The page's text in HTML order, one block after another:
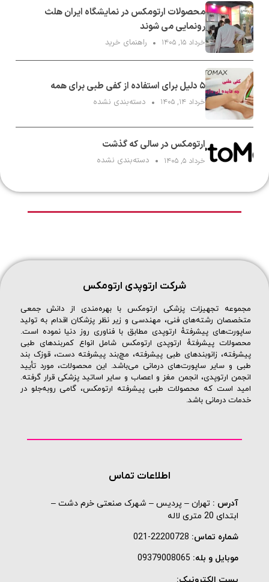
محصولات ارتومکس در نمایشگاه ایران هلث
رونمایی می شوند
خرداد ۱۵, ۱۴۰۵ راهنمای خرید
۵ دلیل برای استفاده از کفی طبی برای همه
خرداد ۱۴, ۱۴۰۵ دسته‌بندی نشده
ارتومکس در سالی که گذشت
خرداد ۵, ۱۴۰۵ دسته‌بندی نشده
شرکت ارتوپدی ارتومکس
مجموعه تجهیزات پزشکی ارتومکس با بهره‌مندی از دانش جمعی
متخصصان رشته‌های فنی، مهندسی و زیر نظر پزشکان اقدام به تولید
ساپورت‌های پیشرفتهٔ ارتوپدی مطابق با فناوری روز دنیا نموده است.
محصولات پیشرفتهٔ ارتوپدی ارتومکس شامل انواع کمربندهای طبی
پیشرفته، زانوبندهای طبی پیشرفته، مچ‌بند پیشرفته دست، قوزک بند
طبی و سایر ساپورت‌های درمانی می‌باشد. این محصولات، مورد تأیید
انجمن ارتوپدی، انجمن مغز و اعصاب و سایر اساتید پزشکی قرار گرفته.
امید است که محصولات طبی پیشرفته ارتومکس، گامی روبه‌جلو در
خدمات درمانی باشد.
اطلاعات تماس
آدرس : تهران – پردیس – شهرک صنعتی خرم دشت –
ابتدای 20 متری لاله
شماره تماس: 22200728-021
موبایل و بله: 09379008065
پست الکترونیک: